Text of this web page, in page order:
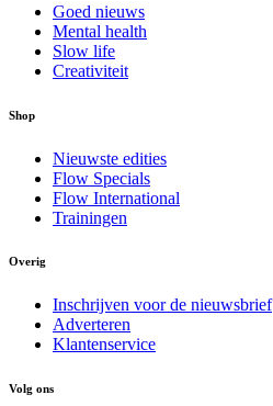
Goed nieuws
Mental health
Slow life
Creativiteit
Shop
Nieuwste edities
Flow Specials
Flow International
Trainingen
Overig
Inschrijven voor de nieuwsbrief
Adverteren
Klantenservice
Volg ons